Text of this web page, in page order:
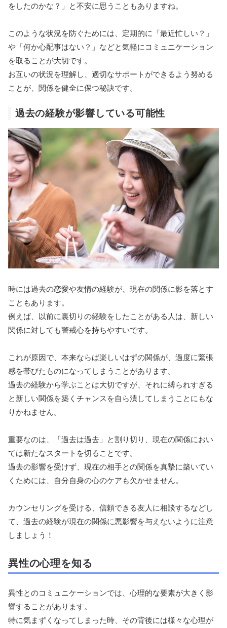
をしたのかな？」と不安に思うこともありますね。
このような状況を防ぐためには、定期的に「最近忙しい？」
や「何か心配事はない？」などと気軽にコミュニケーション
を取ることが大切です。
お互いの状況を理解し、適切なサポートができるよう努める
ことが、関係を健全に保つ秘訣です。
過去の経験が影響している可能性
時には過去の恋愛や友情の経験が、現在の関係に影を落とす
こともあります。
例えば、以前に裏切りの経験をしたことがある人は、新しい
関係に対しても警戒心を持ちやすいです。
これが原因で、本来ならば楽しいはずの関係が、過度に緊張
感を帯びたものになってしまうことがあります。
過去の経験から学ぶことは大切ですが、それに縛られすぎる
と新しい関係を築くチャンスを自ら潰してしまうことにもな
りかねません。
重要なのは、「過去は過去」と割り切り、現在の関係におい
ては新たなスタートを切ることです。
過去の影響を受けず、現在の相手との関係を真摯に築いてい
くためには、自分自身の心のケアも欠かせません。
カウンセリングを受ける、信頼できる友人に相談するなどし
て、過去の経験が現在の関係に悪影響を与えないように注意
しましょう！
異性の心理を知る
異性とのコミュニケーションでは、心理的な要素が大きく影
響することがあります。
特に気まずくなってしまった時、その背後には様々な心理が